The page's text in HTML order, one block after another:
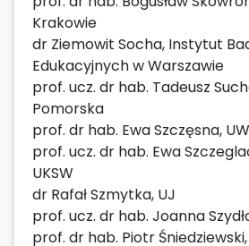
Krakowie
dr Ziemowit Socha, Instytut
Edukacyjnych w Warszawie
prof. ucz. dr hab. Tadeusz
Pomorska
prof. dr hab. Ewa Szczęsna, UW
prof. ucz. dr hab. Ewa
UKSW
dr Rafał Szmytka, UJ
prof. ucz. dr hab. Joanna
prof. dr hab. Piotr